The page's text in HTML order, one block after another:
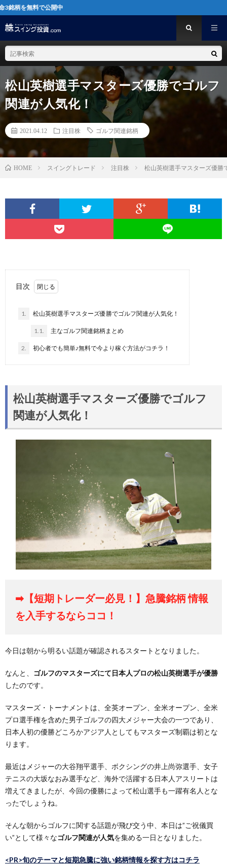
開中
松山英樹選手マスターズ優勝でゴルフ
関連が人気化！
2021.04.12 注目株 ゴルフ関連銘柄
HOME スイングトレード 注目株 松山英樹選手マスターズ優勝
目次
1. 松山英樹選手マスターズ優勝でゴルフ関連が人気化！
1.1. 主なゴルフ関連銘柄まとめ
2. 初心者でも簡単♪無料で今より稼ぐ方法がコチラ！
松山英樹選手マスターズ優勝でゴルフ
関連が人気化！
➡【短期トレーダー必見！】急騰銘柄 情報
を入手するならココ！
今日は朝から明るい話題が確認されるスタートとなりました。
なんと、
ゴルフのマスターズにて日本人プロの松山英樹選手が優勝
したのです。
マスターズ・トーナメントは、全英オープン、全米オープン、全米
プロ選手権を含めた男子ゴルフの四大メジャー大会の一つであり、
日本人初の優勝どころかアジア人としてもマスターズ制覇は初とな
ります。
最近はメジャーの大谷翔平選手、ボクシングの井上尚弥選手、女子
テニスの大坂なおみ選手など、海外で活躍する日本人アスリートは
増えてきましたが、今回の優勝によって松山選手も一躍有名人とな
ったでしょうね。
そんな朝からゴルフに関する話題が飛び交う中、本日は”ご祝儀買
い”として様々なゴルフ関連が人気を集める一日となりました。
<PR>旬のテーマと短期急騰に強い銘柄情報を探す方はコチラ